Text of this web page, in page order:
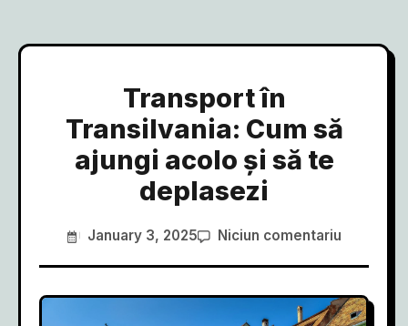
Transport în
Transilvania: Cum să
ajungi acolo și să te
deplasezi
January 3, 2025 Niciun comentariu